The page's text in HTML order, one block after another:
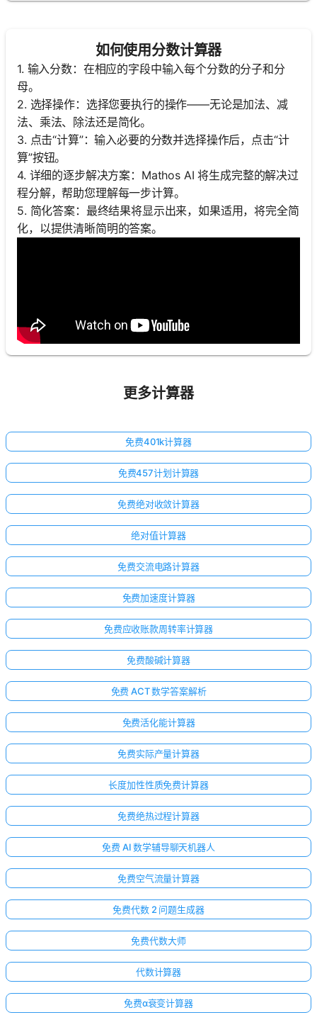
如何使用分数计算器
1. 输入分数：在相应的字段中输入每个分数的分子和分
母。
2. 选择操作：选择您要执行的操作——无论是加法、减
法、乘法、除法还是简化。
3. 点击“计算”：输入必要的分数并选择操作后，点击“计
算”按钮。
4. 详细的逐步解决方案：Mathos AI 将生成完整的解决过
程分解，帮助您理解每一步计算。
5. 简化答案：最终结果将显示出来，如果适用，将完全简
化，以提供清晰简明的答案。
更多计算器
免费401k计算器
免费457计划计算器
免费绝对收敛计算器
绝对值计算器
免费交流电路计算器
免费加速度计算器
免费应收账款周转率计算器
免费酸碱计算器
免费 ACT 数学答案解析
免费活化能计算器
免费实际产量计算器
长度加性性质免费计算器
免费绝热过程计算器
免费 AI 数学辅导聊天机器人
免费空气流量计算器
免费代数 2 问题生成器
免费代数大师
代数计算器
免费α衰变计算器